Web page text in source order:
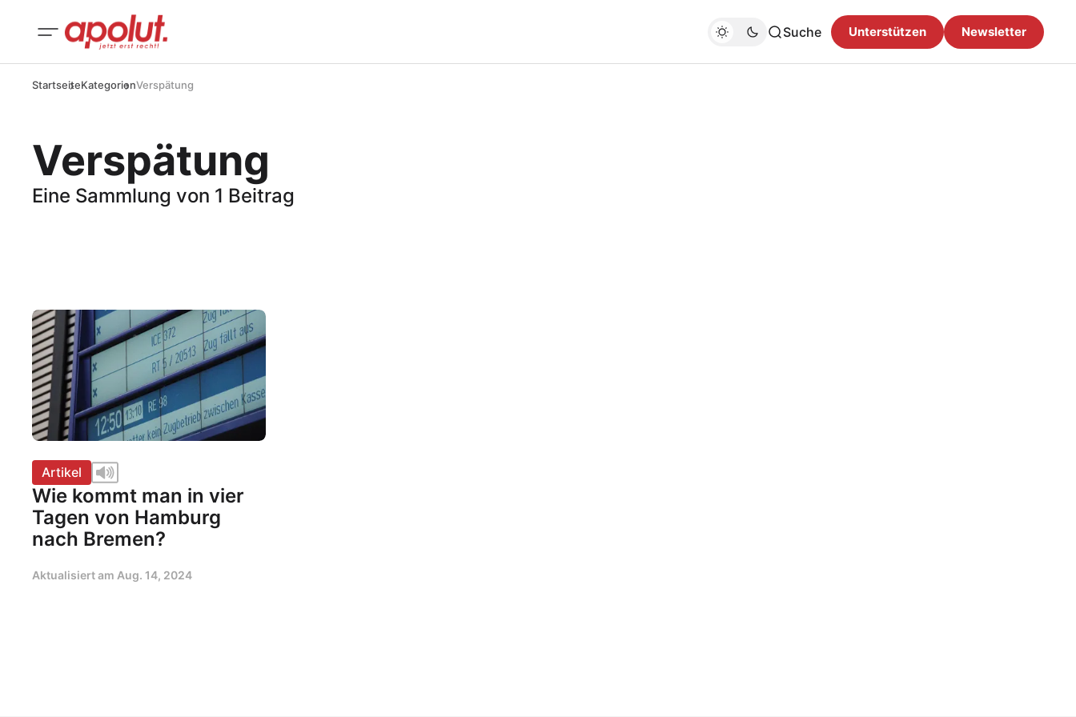
Suche Unterstützen Newsletter
StartseiteKategorienVerspätung
Verspätung
Eine Sammlung von 1 Beitrag
Artikel
Wie kommt man in vier
Tagen von Hamburg
nach Bremen?
Aktualisiert am Aug. 14, 2024